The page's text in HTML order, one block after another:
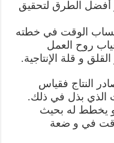
أفضل الطرق لتحقيق
حساب الوقت في خطته
روح العمل
و قلة الإنتاجية.
النتاج فقياس
الذي بذل في ذلك.
و يخطط له بحيث
في و ضعة